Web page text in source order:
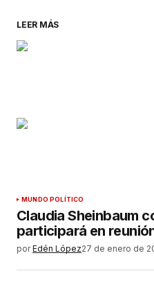
LEER MÁS
MUNDO POLÍTICO
Claudia Sheinbaum
participará en
por Edén López27 de enero de